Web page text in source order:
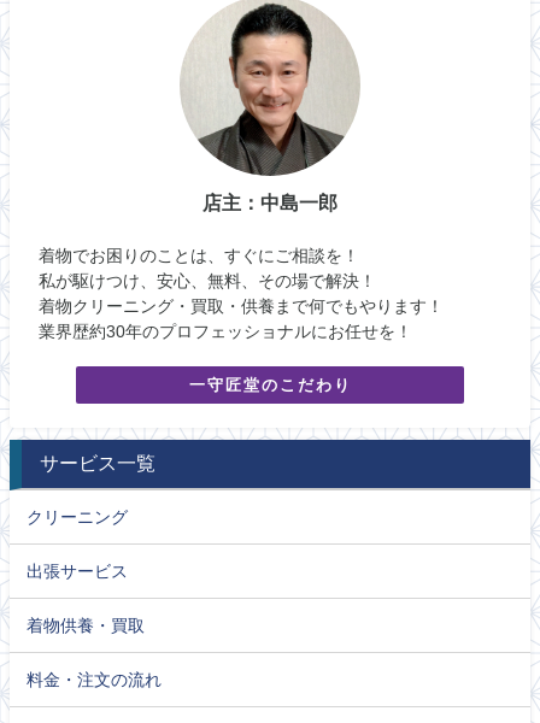
店主：中島一郎
着物でお困りのことは、すぐにご相談を！
私が駆けつけ、安心、無料、その場で解決！
着物クリーニング・買取・供養まで何でもやります！
業界歴約30年のプロフェッショナルにお任せを！
一守匠堂のこだわり
サービス一覧
クリーニング
出張サービス
着物供養・買取
料金・注文の流れ